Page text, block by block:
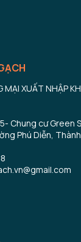
MẠI XUẤT NHẬP
Chung cư Green
Phú Diễn,